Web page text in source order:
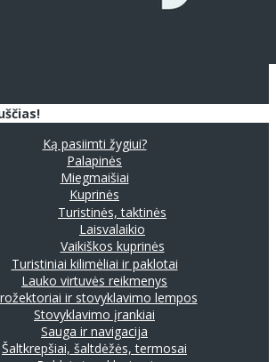
Ką pasiimti žygiui?
Palapinės
Miegmaišiai
Kuprinės
Turistinės, taktinės
Laisvalaikio
Vaikiškos kuprinės
Turistiniai kilimėliai ir paklotai
Lauko virtuvės reikmenys
ir stovyklavimo lempos
Stovyklavimo įrankiai
Sauga ir navigacija
Šaltkrepšiai, šaltdėžės, termosai